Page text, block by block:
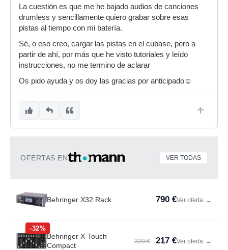
La cuestión es que me he bajado audios de canciones
drumless y sencillamente quiero grabar sobre esas
pistas al tiempo con mi batería.
Sé, o eso creo, cargar las pistas en el cubase, pero a
partir de ahí, por más que he visto tutoriales y leído
instrucciones, no me termino de aclarar
Os pido ayuda y os doy las gracias por anticipado☺
OFERTAS EN VER TODAS
Behringer X32 Rack 790 €Ver oferta →
-32%
Behringer X-Touch
Compact
320 € 217 €Ver oferta →